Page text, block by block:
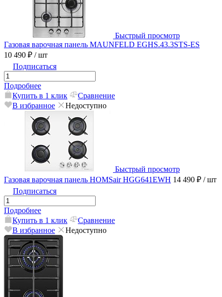
Быстрый просмотр
Газовая варочная панель MAUNFELD EGHS.43.3STS-ES
10 490 ₽ / шт
Подписаться
Подробнее
Купить в 1 клик
Сравнение
В избранное
Недоступно
Быстрый просмотр
Газовая варочная панель HOMSair HGG641EWH 14 490 ₽ / шт
Подписаться
Подробнее
Купить в 1 клик
Сравнение
В избранное
Недоступно